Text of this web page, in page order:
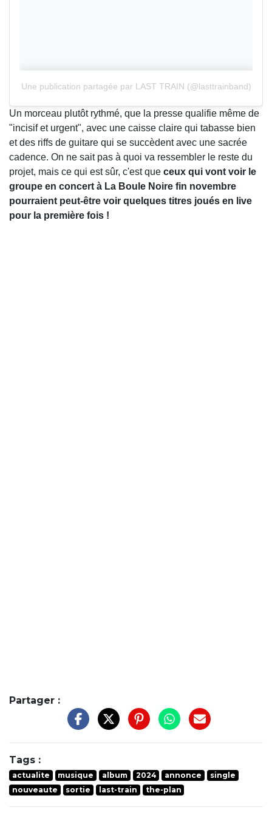
Une publication partagée par LAST TRAIN (@lasttrainband)
Un morceau plutôt rythmé, que la presse qualifie même de
"incisif et urgent", avec une caisse claire qui tabasse bien
et des riffs de guitare qui se succèdent avec une sacrée
cadence. On ne sait pas à quoi va ressembler le reste du
projet, mais ce qui est sûr, c'est que ceux qui vont voir le
groupe en concert à La Boule Noire fin novembre
pourraient peut-être voir quelques titres joués en live
pour la première fois !
Partager :
Tags :
actualite musique album 2024 annonce
single
nouveaute
sortie last-train the-plan